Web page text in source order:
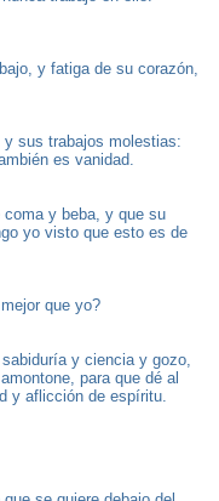
y fatiga de su corazón,
sus trabajos molestias:
es vanidad.
coma y beba, y que su
yo visto que esto es de
que yo?
y ciencia y gozo,
para que dé al
y aflicción de espíritu.